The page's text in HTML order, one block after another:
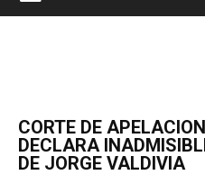
CORTE DE
DECLARA
DE JORGE VALDIVIA